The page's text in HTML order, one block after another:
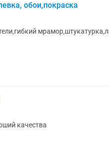
обои,покраска
качества